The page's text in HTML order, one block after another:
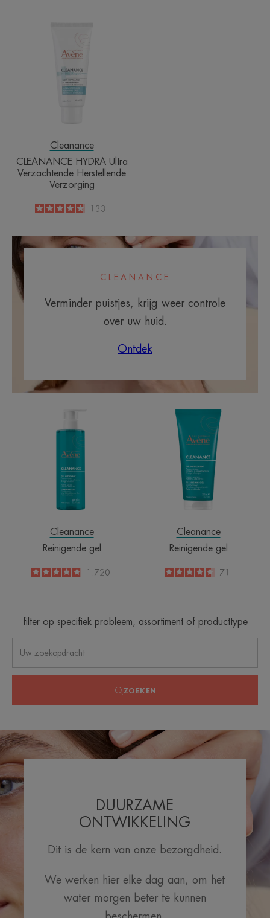
Ultra
Verzachtende
Herstellende
Verzorging
Cleanance
CLEANANCE HYDRA Ultra
Verzachtende Herstellende
Verzorging
4.8
/5133
CLEANANCE
Verminder puistjes, krijg weer controle
over uw huid.
Ontdek
Cleanance
Reinigende gel
4.8
/51.720
Reinigende
gel
Cleanance
Reinigende gel
4.6
/
5
71
filter op specifiek probleem, assortiment of producttype
ZOEKEN
DUURZAME
ONTWIKKELING
Dit is de kern van onze bezorgdheid.
We werken hier elke dag aan, om het
water morgen beter te kunnen